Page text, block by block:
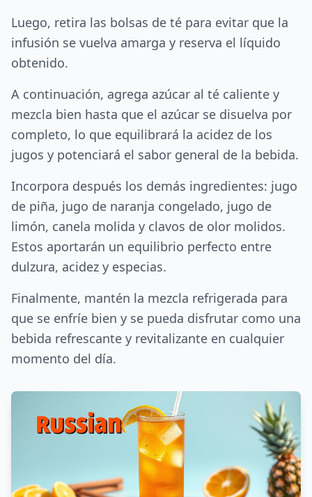
Luego, retira las bolsas de té para evitar que la
infusión se vuelva amarga y reserva el líquido
obtenido.
A continuación, agrega azúcar al té caliente y
mezcla bien hasta que el azúcar se disuelva por
completo, lo que equilibrará la acidez de los
jugos y potenciará el sabor general de la bebida.
Incorpora después los demás ingredientes: jugo
de piña, jugo de naranja congelado, jugo de
limón, canela molida y clavos de olor molidos.
Estos aportarán un equilibrio perfecto entre
dulzura, acidez y especias.
Finalmente, mantén la mezcla refrigerada para
que se enfríe bien y se pueda disfrutar como una
bebida refrescante y revitalizante en cualquier
momento del día.